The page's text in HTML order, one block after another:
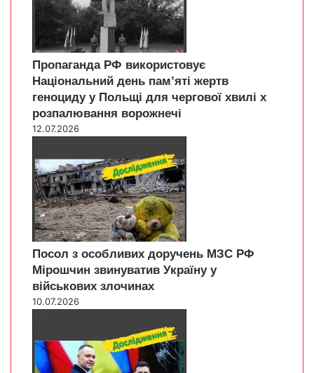
Пропаганда РФ використовує
Національний день пам’яті жертв
геноциду у Польщі для чергової хвилі х
розпалювання ворожнечі
12.07.2026
Посол з особливих доручень МЗС РФ
Мірошчин звинуватив Україну у
військових злочинах
10.07.2026